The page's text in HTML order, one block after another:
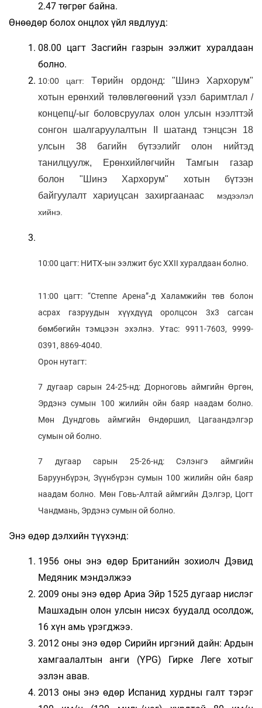
2.47 төгрөг байна.
Өнөөдөр болох онцлох үйл явдлууд:
08.00 цагт Засгийн газрын ээлжит хуралдаан
болно.
10:00 цагт: Төрийн ордонд: "Шинэ Хархорум"
хотын ерөнхий төлөвлөгөөний үзэл баримтлал /
концепц/-ыг боловсруулах олон улсын нээлттэй
сонгон шалгаруулалтын II шатанд тэнцсэн 18
улсын 38 багийн бүтээлийг олон нийтэд
танилцуулж,
Ерөнхийлөгчийн Тамгын газар
болон "Шинэ Хархорум" хотын бүтээн
байгуулалт
хариуцсан захиргаанаас
мэдээлэл
хийнэ.
10:00 цагт: НИТХ-ын ээлжит бус XXII хуралдаан болно.
11:00 цагт: “Степпе Арена”-д Халамжийн төв болон
асрах газруудын хүүхдүүд оролцсон 3х3 сагсан
бөмбөгийн тэмцээн эхэлнэ. Утас: 9911-7603, 9999-
0391, 8869-4040.
Орон нутагт:
7 дугаар сарын 24-25-нд: Дорноговь аймгийн Өргөн,
Эрдэнэ сумын 100 жилийн ойн баяр наадам болно.
Мөн Дундговь аймгийн Өндөршил, Цагаандэлгэр
сумын ой болно.
7 дугаар сарын 25-26-нд: Сэлэнгэ аймгийн
Баруунбүрэн, Зүүнбүрэн сумын 100 жилийн ойн баяр
наадам болно. Мөн Говь-Алтай аймгийн Дэлгэр, Цогт
Чандмань, Эрдэнэ сумын ой болно.
Энэ өдөр дэлхийн түүхэнд:
1956 оны энэ өдөр Британийн зохиолч Дэвид
Медяник мэндэлжээ
2009 оны энэ өдөр Ариа Эйр 1525 дугаар нислэг
Машхадын олон улсын нисэх буудалд осолдож,
16 хүн амь үрэгджээ.
2012 оны энэ өдөр Сирийн иргэний дайн: Ардын
хамгаалалтын анги (YPG) Гирке Леге хотыг
эзлэн авав.
2013 оны энэ өдөр Испанид хурдны галт тэрэг